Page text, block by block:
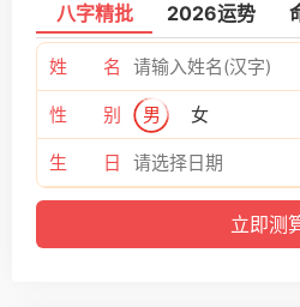
八字精批 2026运势
姓 名
性 别 男 女
生 日